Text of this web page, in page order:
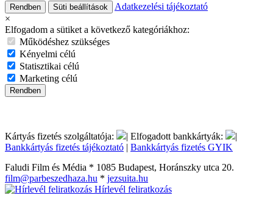
Rendben Süti beállítások
Adatkezelési tájékoztató
×
Elfogadom a sütiket a következő kategóriákhoz:
Működéshez szükséges
Kényelmi célú
Statisztikai célú
Marketing célú
Rendben
Kártyás fizetés szolgáltatója: | Elfogadott bankkártyák:
|
Bankkártyás fizetés tájékoztató | Bankkártyás fizetés GYIK
Faludi Film és Média * 1085 Budapest, Horánszky utca 20.
film@parbeszedhaza.hu * jezsuita.hu
Hírlevél feliratkozás